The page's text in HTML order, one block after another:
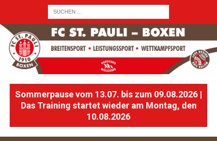
Sommerpause vom 13.07. bis zum 09.08.2026 |
Das Training startet wieder am Montag, den
10.08.2026